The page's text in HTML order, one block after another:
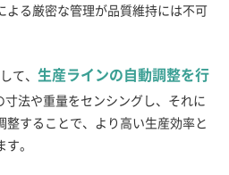
よる厳密な管理が品質維持には不可
て、 生産ラインの自動調整を行
寸法や重量をセンシングし、それに
整することで、より高い生産効率と
。